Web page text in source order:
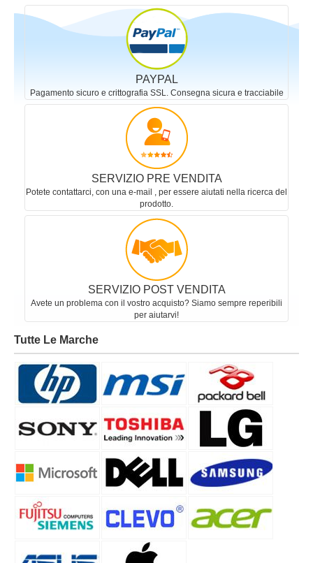
PAYPAL
Pagamento sicuro e crittografia SSL. Consegna sicura e tracciabile
SERVIZIO PRE VENDITA
Potete contattarci, con una e-mail , per essere aiutati nella ricerca del
prodotto.
SERVIZIO POST VENDITA
Avete un problema con il vostro acquisto? Siamo sempre reperibili
per aiutarvi!
Tutte Le Marche